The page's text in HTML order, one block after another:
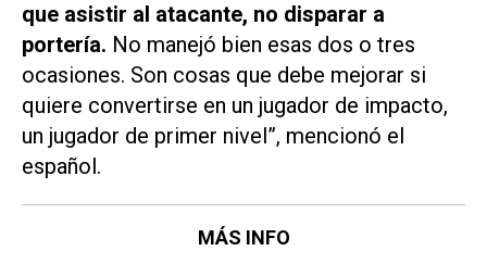
que asistir al atacante, no disparar a
portería. No manejó bien esas dos o tres
ocasiones. Son cosas que debe mejorar si
quiere convertirse en un jugador de impacto,
un jugador de primer nivel”, mencionó el
español.
MÁS INFO